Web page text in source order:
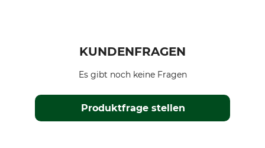
KUNDENFRAGEN
Produktfrage stellen
Es gibt noch keine Fragen